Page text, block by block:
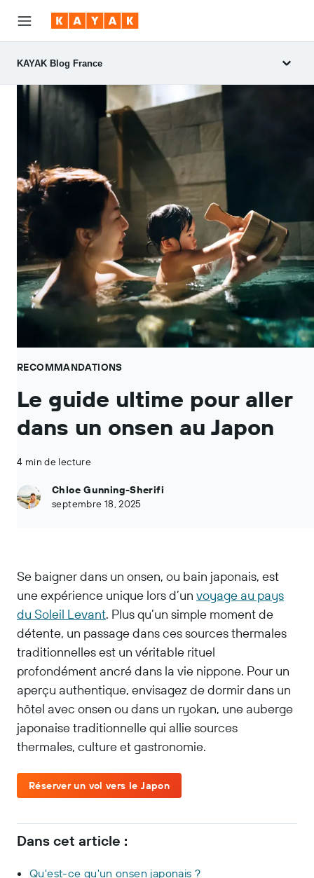
KAYAK Blog France
RECOMMANDATIONS
Le guide ultime pour aller
dans un onsen au Japon
4 min de lecture
Chloe Gunning-Sherifi
septembre 18, 2025
Se baigner dans un onsen, ou bain japonais, est
une expérience unique lors d’un voyage au pays
du Soleil Levant. Plus qu’un simple moment de
détente, un passage dans ces sources thermales
traditionnelles est un véritable rituel
profondément ancré dans la vie nippone. Pour un
aperçu authentique, envisagez de dormir dans un
hôtel avec onsen ou dans un ryokan, une auberge
japonaise traditionnelle qui allie sources
thermales, culture et gastronomie.
Réserver un vol vers le Japon
Dans cet article :
Qu'est-ce qu'un onsen japonais ?